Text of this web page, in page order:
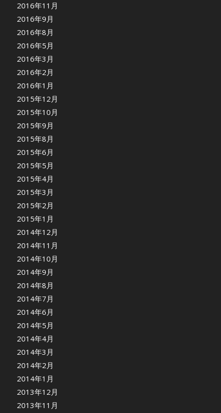
2016年11月
2016年9月
2016年8月
2016年5月
2016年3月
2016年2月
2016年1月
2015年12月
2015年10月
2015年9月
2015年8月
2015年6月
2015年5月
2015年4月
2015年3月
2015年2月
2015年1月
2014年12月
2014年11月
2014年10月
2014年9月
2014年8月
2014年7月
2014年6月
2014年5月
2014年4月
2014年3月
2014年2月
2014年1月
2013年12月
2013年11月